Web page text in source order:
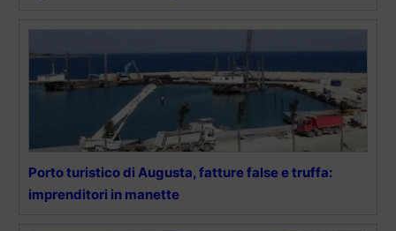
Porto turistico di Augusta, fatture false e truffa:
imprenditori in manette